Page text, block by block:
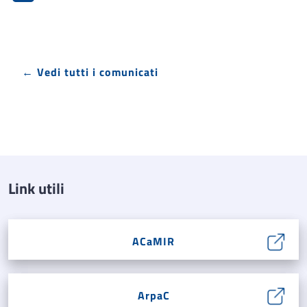
← Vedi tutti i comunicati
Link utili
ACaMIR
ArpaC